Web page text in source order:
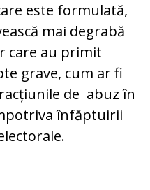
este formulată,
mai degrabă
care au primit
grave, cum ar fi
de abuz în
înfăptuirii